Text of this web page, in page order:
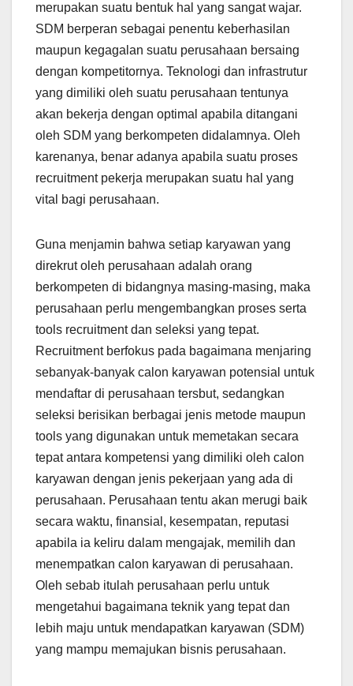
merupakan suatu bentuk hal yang sangat wajar.
SDM berperan sebagai penentu keberhasilan
maupun kegagalan suatu perusahaan bersaing
dengan kompetitornya. Teknologi dan infrastrutur
yang dimiliki oleh suatu perusahaan tentunya
akan bekerja dengan optimal apabila ditangani
oleh SDM yang berkompeten didalamnya. Oleh
karenanya, benar adanya apabila suatu proses
recruitment pekerja merupakan suatu hal yang
vital bagi perusahaan.
Guna menjamin bahwa setiap karyawan yang
direkrut oleh perusahaan adalah orang
berkompeten di bidangnya masing-masing, maka
perusahaan perlu mengembangkan proses serta
tools recruitment dan seleksi yang tepat.
Recruitment berfokus pada bagaimana menjaring
sebanyak-banyak calon karyawan potensial untuk
mendaftar di perusahaan tersbut, sedangkan
seleksi berisikan berbagai jenis metode maupun
tools yang digunakan untuk memetakan secara
tepat antara kompetensi yang dimiliki oleh calon
karyawan dengan jenis pekerjaan yang ada di
perusahaan. Perusahaan tentu akan merugi baik
secara waktu, finansial, kesempatan, reputasi
apabila ia keliru dalam mengajak, memilih dan
menempatkan calon karyawan di perusahaan.
Oleh sebab itulah perusahaan perlu untuk
mengetahui bagaimana teknik yang tepat dan
lebih maju untuk mendapatkan karyawan (SDM)
yang mampu memajukan bisnis perusahaan.